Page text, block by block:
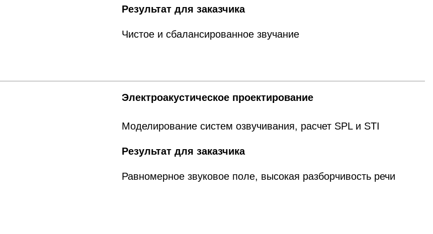
Результат для заказчика
Чистое и сбалансированное звучание
Электроакустическое проектирование
Моделирование систем озвучивания, расчет SPL и STI
Результат для заказчика
Равномерное звуковое поле, высокая разборчивость речи